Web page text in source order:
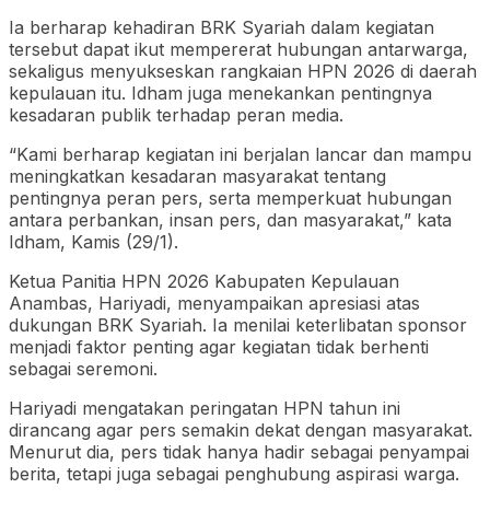
Ia berharap kehadiran BRK Syariah dalam kegiatan
tersebut dapat ikut mempererat hubungan antarwarga,
sekaligus menyukseskan rangkaian HPN 2026 di daerah
kepulauan itu. Idham juga menekankan pentingnya
kesadaran publik terhadap peran media.
“Kami berharap kegiatan ini berjalan lancar dan mampu
meningkatkan kesadaran masyarakat tentang
pentingnya peran pers, serta memperkuat hubungan
antara perbankan, insan pers, dan masyarakat,” kata
Idham, Kamis (29/1).
Ketua Panitia HPN 2026 Kabupaten Kepulauan
Anambas, Hariyadi, menyampaikan apresiasi atas
dukungan BRK Syariah. Ia menilai keterlibatan sponsor
menjadi faktor penting agar kegiatan tidak berhenti
sebagai seremoni.
Hariyadi mengatakan peringatan HPN tahun ini
dirancang agar pers semakin dekat dengan masyarakat.
Menurut dia, pers tidak hanya hadir sebagai penyampai
berita, tetapi juga sebagai penghubung aspirasi warga.